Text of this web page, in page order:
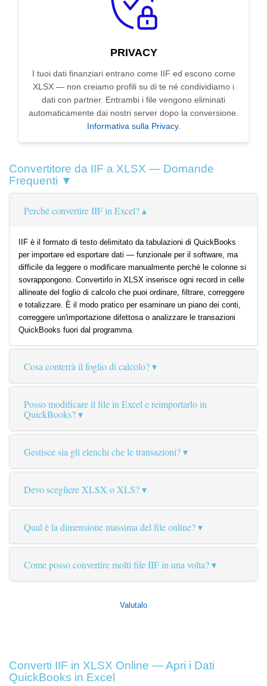
PRIVACY
I tuoi dati finanziari entrano come IIF ed escono come
XLSX — non creiamo profili su di te né condividiamo i
dati con partner. Entrambi i file vengono eliminati
automaticamente dai nostri server dopo la conversione.
Informativa sulla Privacy.
Convertitore da IIF a XLSX — Domande
Frequenti ▼
Perché convertire IIF in Excel?
IIF è il formato di testo delimitato da tabulazioni di QuickBooks
per importare ed esportare dati — funzionale per il software, ma
difficile da leggere o modificare manualmente perché le colonne si
sovrappongono. Convertirlo in XLSX inserisce ogni record in celle
allineate del foglio di calcolo che puoi ordinare, filtrare, correggere
e totalizzare. È il modo pratico per esaminare un piano dei conti,
correggere un'importazione difettosa o analizzare le transazioni
QuickBooks fuori dal programma.
Cosa conterrà il foglio di calcolo?
Posso modificare il file in Excel e reimportarlo in
QuickBooks?
Gestisce sia gli elenchi che le transazioni?
Devo scegliere XLSX o XLS?
Qual è la dimensione massima del file online?
Come posso convertire molti file IIF in una volta?
Valutalo
Converti IIF in XLSX Online — Apri i Dati
QuickBooks in Excel